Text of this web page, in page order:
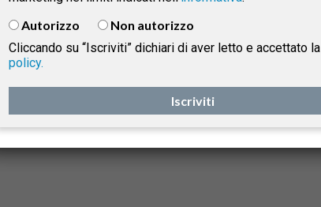
Grazia Crisetti
Autorizzo
Non autorizzo
Cliccando su “Iscriviti” dichiari di aver letto e accettato la
policy.
Iscriviti